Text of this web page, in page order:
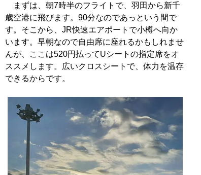
まずは、朝7時半のフライトで、羽田から新千
歳空港に飛びます。90分なのであっという間で
す。そこから、JR快速エアポートで小樽へ向か
います。早朝なので自由席に座れるかもしれませ
んが、ここは520円払ってUシートの指定席をオ
ススメします。広いクロスシートで、体力を温存
できるからです。